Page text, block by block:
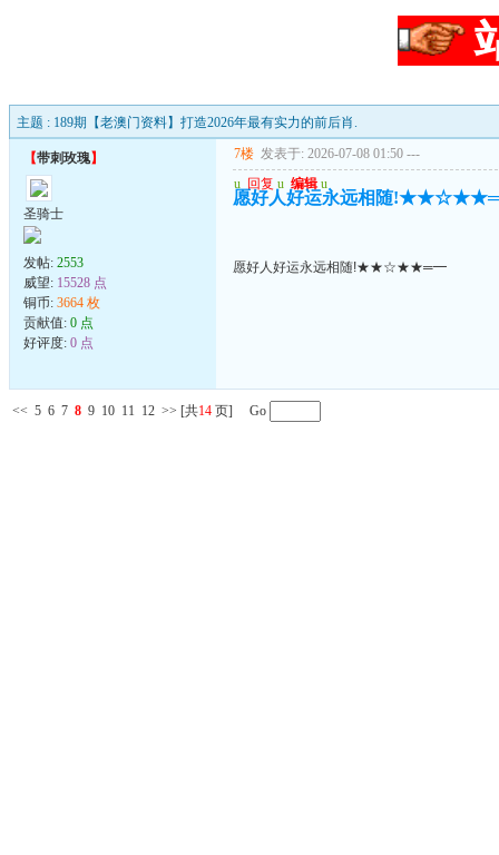
主题 : 189期【老澳门资料】打造2026年最有实力的前后肖.
【带刺玫瑰】
圣骑士
发帖: 2553
威望: 15528 点
铜币: 3664 枚
贡献值: 0 点
好评度: 0 点
7楼 发表于: 2026-07-08 01:50 ---
u 回复 u 编辑 u
愿好人好运永远相随
愿好人好运永远相随!★★☆★★═━
<< 5 6 7 8 9 10 11 12 >> [共14 页] Go